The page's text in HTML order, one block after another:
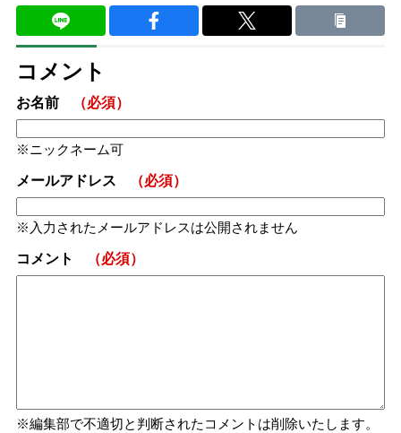
コメント
お名前 （必須）
ニックネーム可
メールアドレス （必須）
入力されたメールアドレスは公開されません
コメント （必須）
編集部で不適切と判断されたコメントは削除いたします。